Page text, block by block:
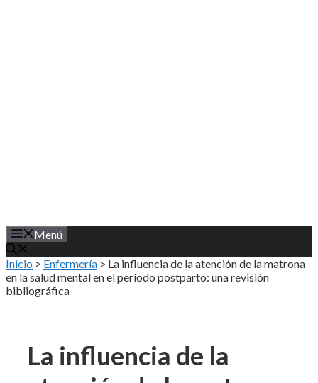
Menú
Inicio > Enfermería > La influencia de la atención de la matrona
en la salud mental en el período postparto: una revisión
bibliográfica
La influencia de la